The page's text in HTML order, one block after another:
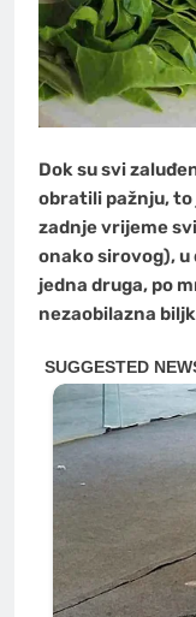
Dok su svi
obratili pažnju, to
zadnje vrijeme
onako sirovog), u
jedna druga, po
nezaobilazna